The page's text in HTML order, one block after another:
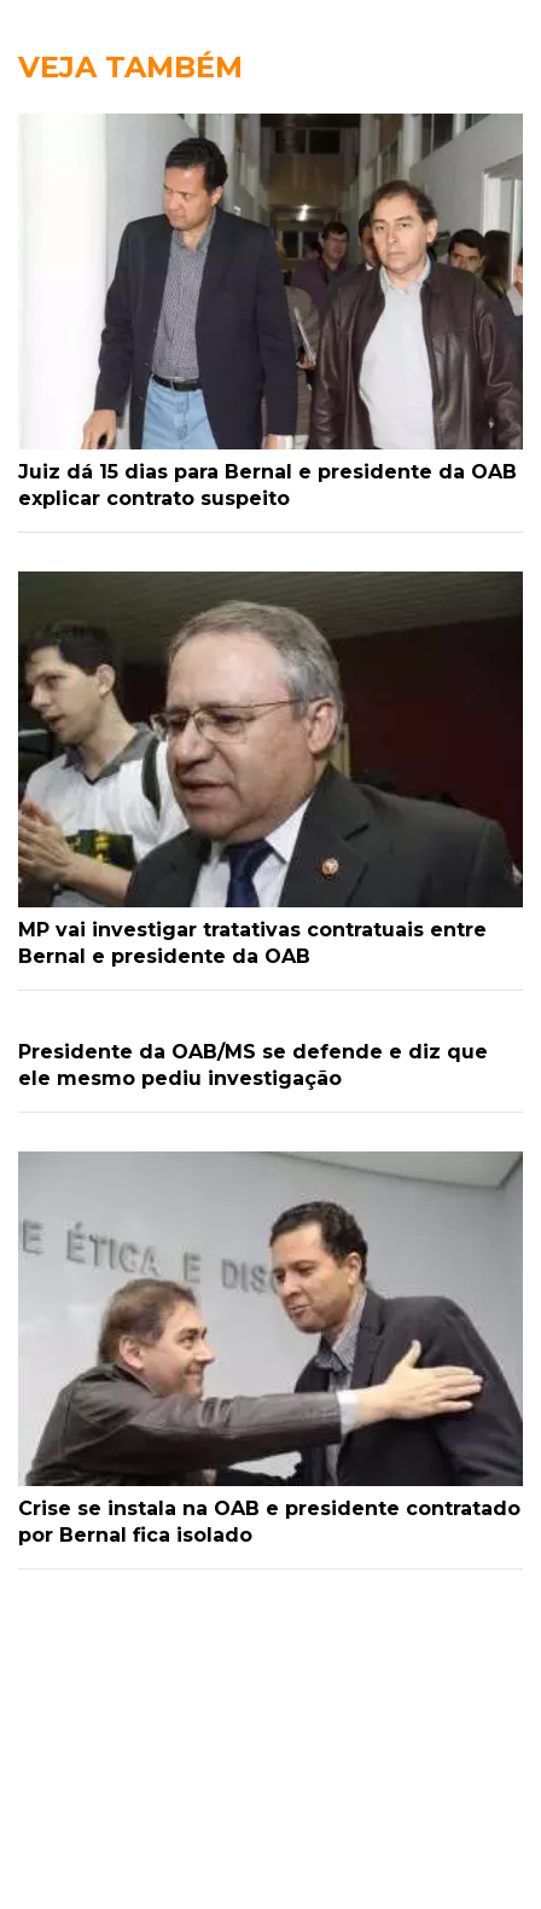
VEJA TAMBÉM
Juiz dá 15 dias para Bernal e presidente da OAB
explicar contrato suspeito
MP vai investigar tratativas contratuais entre
Bernal e presidente da OAB
Presidente da OAB/MS se defende e diz que
ele mesmo pediu investigação
Crise se instala na OAB e presidente contratado
por Bernal fica isolado